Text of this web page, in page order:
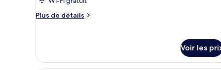
Chambre
grand
Plus de détails
Plus
type
de
Voir les